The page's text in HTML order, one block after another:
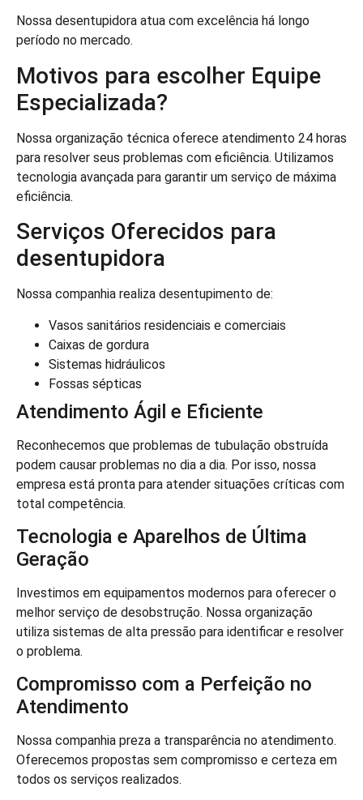
Nossa desentupidora atua com excelência há longo
período no mercado.
Motivos para escolher Equipe
Especializada?
Nossa organização técnica oferece atendimento 24 horas
para resolver seus problemas com eficiência. Utilizamos
tecnologia avançada para garantir um serviço de máxima
eficiência.
Serviços Oferecidos para
desentupidora
Nossa companhia realiza desentupimento de:
Vasos sanitários residenciais e comerciais
Caixas de gordura
Sistemas hidráulicos
Fossas sépticas
Atendimento Ágil e Eficiente
Reconhecemos que problemas de tubulação obstruída
podem causar problemas no dia a dia. Por isso, nossa
empresa está pronta para atender situações críticas com
total competência.
Tecnologia e Aparelhos de Última
Geração
Investimos em equipamentos modernos para oferecer o
melhor serviço de desobstrução. Nossa organização
utiliza sistemas de alta pressão para identificar e resolver
o problema.
Compromisso com a Perfeição no
Atendimento
Nossa companhia preza a transparência no atendimento.
Oferecemos propostas sem compromisso e certeza em
todos os serviços realizados.